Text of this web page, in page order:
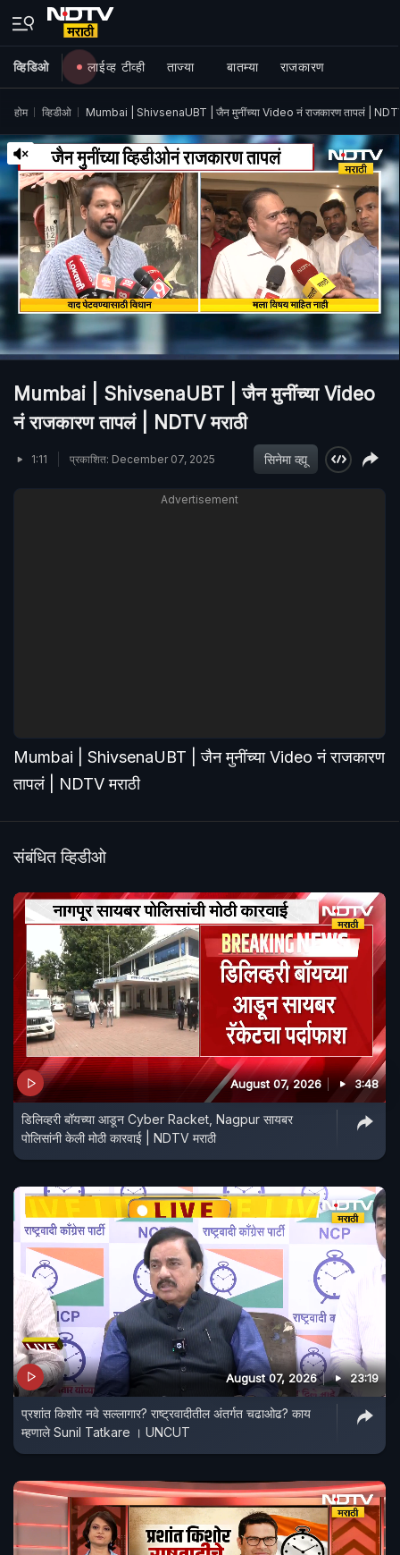
व्हिडिओ लाईव्ह टीव्ही ताज्या बातम्या राजकारण
होम व्हिडीओ Mumbai | ShivsenaUBT | जैन मुनींच्या Video नं राजकारण तापलं | NDTV
Mumbai | ShivsenaUBT | जैन मुनींच्या Video
नं राजकारण तापलं | NDTV मराठी
1:11 प्रकाशित: December 07, 2025 सिनेमा व्ह्यू
Advertisement
Mumbai | ShivsenaUBT | जैन मुनींच्या Video नं राजकारण
तापलं | NDTV मराठी
संबंधित व्हिडीओ
August 07, 2026 3:48
डिलिव्हरी बॉयच्या आडून Cyber Racket, Nagpur सायबर
पोलिसांनी केली मोठी कारवाई | NDTV मराठी
August 07, 2026 23:19
प्रशांत किशोर नवे सल्लागार? राष्ट्रवादीतील अंतर्गत चढाओढ? काय
म्हणाले Sunil Tatkare । UNCUT